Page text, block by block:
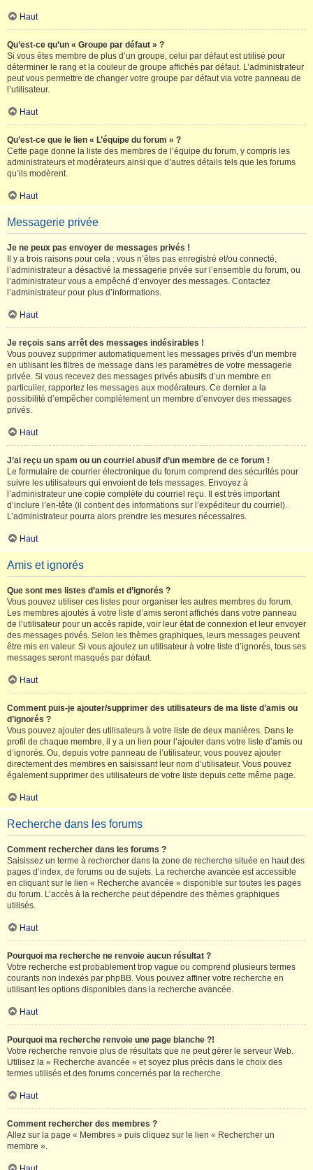
Haut
Qu’est-ce qu’un « Groupe par défaut » ?
Si vous êtes membre de plus d’un groupe, celui par défaut est utilisé pour
déterminer le rang et la couleur de groupe affichés par défaut. L’administrateur
peut vous permettre de changer votre groupe par défaut via votre panneau de
l’utilisateur.
Haut
Qu’est-ce que le lien « L’équipe du forum » ?
Cette page donne la liste des membres de l’équipe du forum, y compris les
administrateurs et modérateurs ainsi que d’autres détails tels que les forums
qu’ils modèrent.
Haut
Messagerie privée
Je ne peux pas envoyer de messages privés !
Il y a trois raisons pour cela : vous n’êtes pas enregistré et/ou connecté,
l’administrateur a désactivé la messagerie privée sur l’ensemble du forum, ou
l’administrateur vous a empêché d’envoyer des messages. Contactez
l’administrateur pour plus d’informations.
Haut
Je reçois sans arrêt des messages indésirables !
Vous pouvez supprimer automatiquement les messages privés d’un membre
en utilisant les filtres de message dans les paramètres de votre messagerie
privée. Si vous recevez des messages privés abusifs d’un membre en
particulier, rapportez les messages aux modérateurs. Ce dernier a la
possibilité d’empêcher complètement un membre d’envoyer des messages
privés.
Haut
J’ai reçu un spam ou un courriel abusif d’un membre de ce forum !
Le formulaire de courrier électronique du forum comprend des sécurités pour
suivre les utilisateurs qui envoient de tels messages. Envoyez à
l’administrateur une copie complète du courriel reçu. Il est très important
d’inclure l’en-tête (il contient des informations sur l’expéditeur du courriel).
L’administrateur pourra alors prendre les mesures nécessaires.
Haut
Amis et ignorés
Que sont mes listes d’amis et d’ignorés ?
Vous pouvez utiliser ces listes pour organiser les autres membres du forum.
Les membres ajoutés à votre liste d’amis seront affichés dans votre panneau
de l’utilisateur pour un accès rapide, voir leur état de connexion et leur envoyer
des messages privés. Selon les thèmes graphiques, leurs messages peuvent
être mis en valeur. Si vous ajoutez un utilisateur à votre liste d’ignorés, tous ses
messages seront masqués par défaut.
Haut
Comment puis-je ajouter/supprimer des utilisateurs de ma liste d’amis ou
d’ignorés ?
Vous pouvez ajouter des utilisateurs à votre liste de deux manières. Dans le
profil de chaque membre, il y a un lien pour l’ajouter dans votre liste d’amis ou
d’ignorés. Ou, depuis votre panneau de l’utilisateur, vous pouvez ajouter
directement des membres en saisissant leur nom d’utilisateur. Vous pouvez
également supprimer des utilisateurs de votre liste depuis cette même page.
Haut
Recherche dans les forums
Comment rechercher dans les forums ?
Saisissez un terme à rechercher dans la zone de recherche située en haut des
pages d’index, de forums ou de sujets. La recherche avancée est accessible
en cliquant sur le lien « Recherche avancée » disponible sur toutes les pages
du forum. L’accès à la recherche peut dépendre des thèmes graphiques
utilisés.
Haut
Pourquoi ma recherche ne renvoie aucun résultat ?
Votre recherche est probablement trop vague ou comprend plusieurs termes
courants non indexés par phpBB. Vous pouvez affiner votre recherche en
utilisant les options disponibles dans la recherche avancée.
Haut
Pourquoi ma recherche renvoie une page blanche ?!
Votre recherche renvoie plus de résultats que ne peut gérer le serveur Web.
Utilisez la « Recherche avancée » et soyez plus précis dans le choix des
termes utilisés et des forums concernés par la recherche.
Haut
Comment rechercher des membres ?
Allez sur la page « Membres » puis cliquez sur le lien « Rechercher un
membre ».